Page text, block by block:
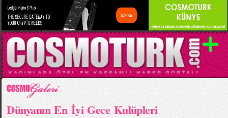
Dünyanın En İyi Gece Kulüpleri